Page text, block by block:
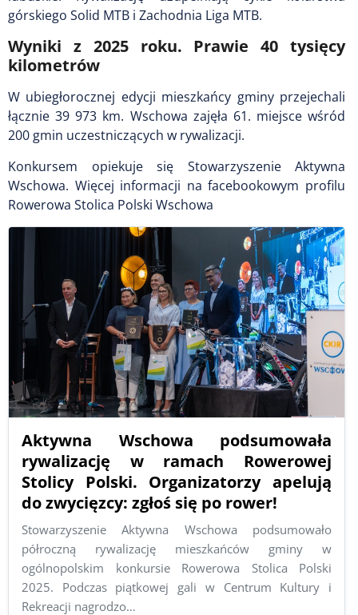
górskiego Solid MTB i Zachodnia Liga MTB.
Wyniki z 2025 roku. Prawie 40 tysięcy
kilometrów
W ubiegłorocznej edycji mieszkańcy gminy przejechali
łącznie 39 973 km. Wschowa zajęła 61. miejsce wśród
200 gmin uczestniczących w rywalizacji.
Konkursem opiekuje się Stowarzyszenie Aktywna
Wschowa. Więcej informacji na facebookowym profilu
Rowerowa Stolica Polski Wschowa
Aktywna Wschowa podsumowała
rywalizację w ramach Rowerowej
Stolicy Polski. Organizatorzy apelują
do zwycięzcy: zgłoś się po rower!
Stowarzyszenie Aktywna Wschowa podsumowało
półroczną rywalizację mieszkańców gminy w
ogólnopolskim konkursie Rowerowa Stolica Polski
2025. Podczas piątkowej gali w Centrum Kultury i
Rekreacji nagrodzo…